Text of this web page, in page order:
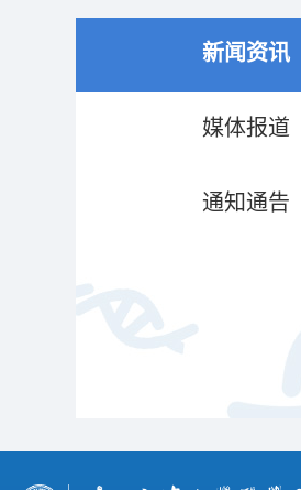
新闻资讯
媒体报道
通知通告